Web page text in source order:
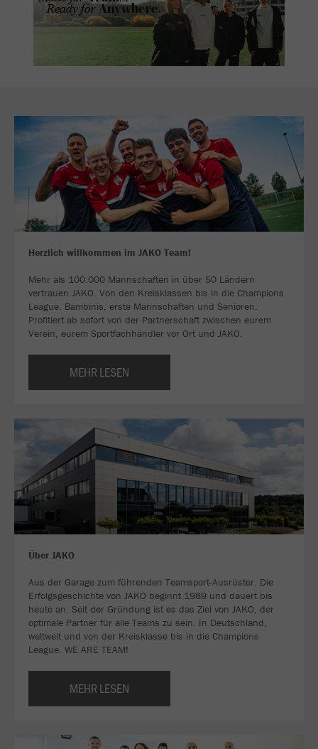
Herzlich willkommen im JAKO Team!
Mehr als 100.000 Mannschaften in über 50 Ländern
vertrauen JAKO. Von den Kreisklassen bis in die Champions
League. Bambinis, erste Mannschaften und Senioren.
Profitiert ab sofort von der Partnerschaft zwischen eurem
Verein, eurem Sportfachhändler vor Ort und JAKO.
MEHR LESEN
Über JAKO
Aus der Garage zum führenden Teamsport-Ausrüster. Die
Erfolgsgeschichte von JAKO beginnt 1989 und dauert bis
heute an. Seit der Gründung ist es das Ziel von JAKO, der
optimale Partner für alle Teams zu sein. In Deutschland,
weltweit und von der Kreisklasse bis in die Champions
League. WE ARE TEAM!
MEHR LESEN